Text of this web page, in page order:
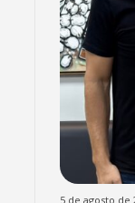
5 de agosto de